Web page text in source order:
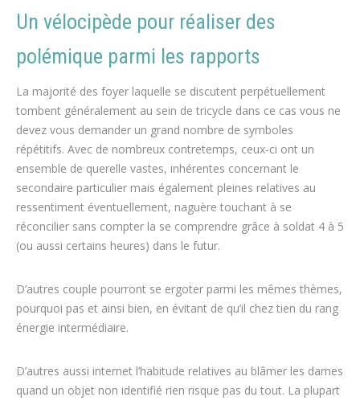
Un vélocipède pour réaliser des
polémique parmi les rapports
La majorité des foyer laquelle se discutent perpétuellement
tombent généralement au sein de tricycle dans ce cas vous ne
devez vous demander un grand nombre de symboles
répétitifs. Avec de nombreux contretemps, ceux-ci ont un
ensemble de querelle vastes, inhérentes concernant le
secondaire particulier mais également pleines relatives au
ressentiment éventuellement, naguère touchant à se
réconcilier sans compter la se comprendre grâce à soldat 4 à 5
(ou aussi certains heures) dans le futur.
D’autres couple pourront se ergoter parmi les mêmes thèmes,
pourquoi pas et ainsi bien, en évitant de qu’il chez tien du rang
énergie intermédiaire.
D’autres aussi internet l’habitude relatives au blâmer les dames
quand un objet non identifié rien risque pas du tout. La plupart